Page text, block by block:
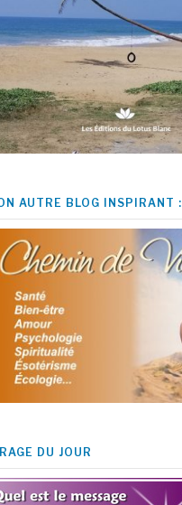
AUTRE BLOG INSPIRANT :
DU JOUR